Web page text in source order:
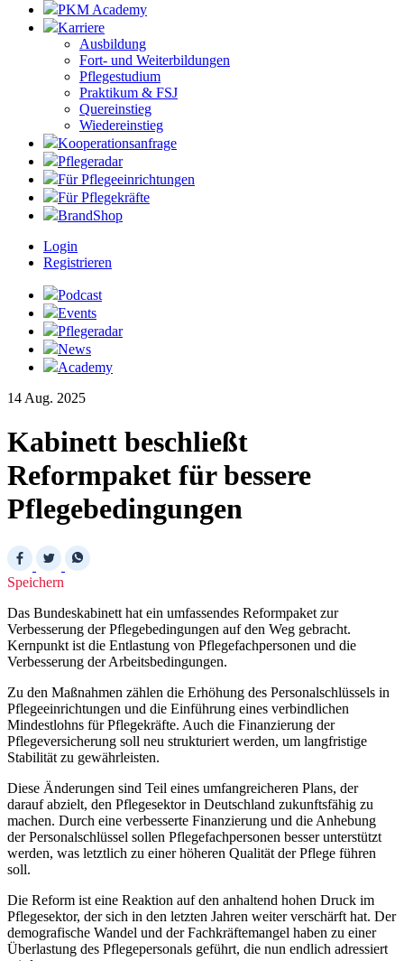
PKM Academy
Karriere
Ausbildung
Fort- und Weiterbildungen
Pflegestudium
Praktikum & FSJ
Quereinstieg
Wiedereinstieg
Kooperationsanfrage
Pflegeradar
Für Pflegeeinrichtungen
Für Pflegekräfte
BrandShop
Login
Registrieren
Podcast
Events
Pflegeradar
News
Academy
14 Aug. 2025
Kabinett beschließt
Reformpaket für bessere
Pflegebedingungen
Speichern
Das Bundeskabinett hat ein umfassendes Reformpaket zur
Verbesserung der Pflegebedingungen auf den Weg gebracht.
Kernpunkt ist die Entlastung von Pflegefachpersonen und die
Verbesserung der Arbeitsbedingungen.
Zu den Maßnahmen zählen die Erhöhung des Personalschlüssels in
Pflegeeinrichtungen und die Einführung eines verbindlichen
Mindestlohns für Pflegekräfte. Auch die Finanzierung der
Pflegeversicherung soll neu strukturiert werden, um langfristige
Stabilität zu gewährleisten.
Diese Änderungen sind Teil eines umfangreicheren Plans, der
darauf abzielt, den Pflegesektor in Deutschland zukunftsfähig zu
machen. Durch eine verbesserte Finanzierung und die Anhebung
der Personalschlüssel sollen Pflegefachpersonen besser unterstützt
werden, was letztlich zu einer höheren Qualität der Pflege führen
soll.
Die Reform ist eine Reaktion auf den anhaltend hohen Druck im
Pflegesektor, der sich in den letzten Jahren weiter verschärft hat. Der
demografische Wandel und der Fachkräftemangel haben zu einer
Überlastung des Pflegepersonals geführt, die nun endlich adressiert